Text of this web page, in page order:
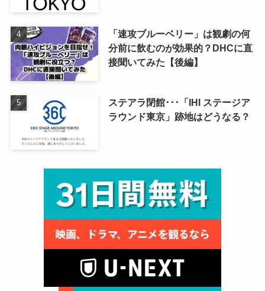
「速攻ブルーベリー」は観劇の何
分前に飲むのが効果的？DHCに直
接聞いてみた【後編】
ステアラ閉館･･･「IHI ステージア
ラウンド東京」跡地はどうなる？